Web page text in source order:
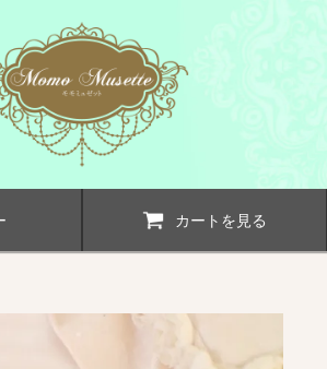
カートを見る